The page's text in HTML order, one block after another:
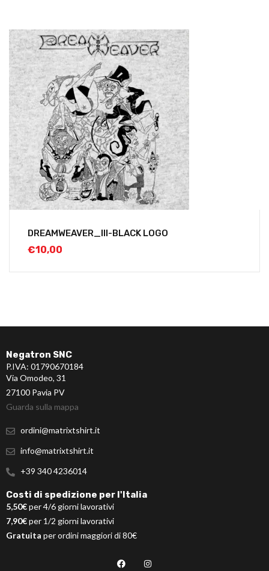
DREAMWEAVER_III-BLACK LOGO
€10,00
Negatron SNC
P.IVA: 01790670184
Via Omodeo, 31
27100 Pavia PV
Guarda sulla mappa
ordini@matrixtshirt.it
info@matrixtshirt.it
+39 340 4236014
Costi di spedizione per l'Italia
5,50€per 4/6 giorni lavorativi
7,90€per 1/2 giorni lavorativi
Gratuita per ordini maggiori di 80€